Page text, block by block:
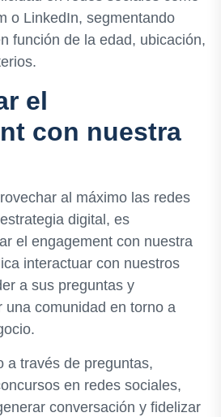
o LinkedIn, segmentando
función de la edad, ubicación,
el
con nuestra
al máximo las redes
digital, es
el engagement con nuestra
interactuar con nuestros
a sus preguntas y
una comunidad en torno a
a través de preguntas,
en redes sociales,
conversación y fidelizar